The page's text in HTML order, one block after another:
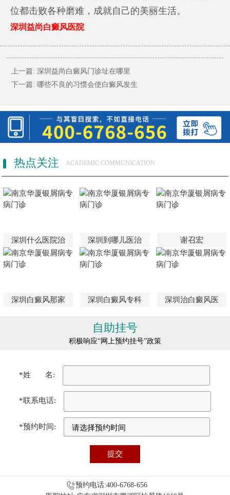
位都击败各种磨难，成就自己的美丽生活。
深圳益尚白癜风医院
上一篇: 深圳益尚白癜风门诊址在哪里
下一篇: 哪些不良的习惯会使白癜风发生
热点关注 ACADEMIC COMMUNICATION
深圳什么医院治 深圳到哪儿医治 谢召宏
深圳白癜风那家 深圳白癜风专科 深圳治白癜风医
自助挂号
积极响应“网上预约挂号”政策
*姓 名:
*联系电话:
*预约时间:
预约电话:400-6768-656